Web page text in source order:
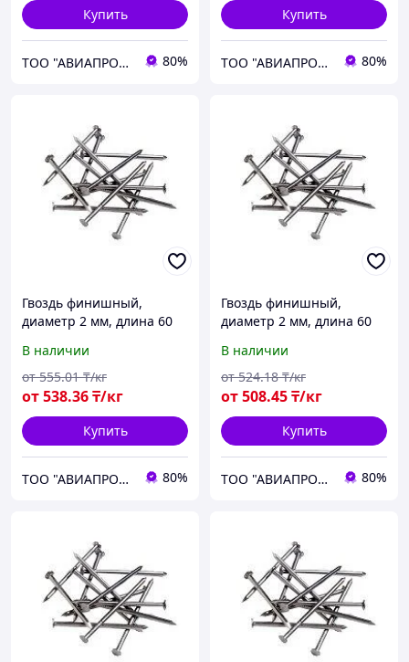
Купить
ТОО "АВИАПРОМСТАЛЬ" 80%
Купить
ТОО "АВИАПРОМСТАЛЬ" 80%
Гвоздь финишный,
диаметр 2 мм, длина 60
В наличии
от538.36₸/кг
от 555.01 ₸/кг
Купить
ТОО "АВИАПРОМСТАЛЬ" 80%
Гвоздь финишный,
диаметр 2 мм, длина 60
В наличии
от508.45₸/кг
от 524.18 ₸/кг
Купить
ТОО "АВИАПРОМСТАЛЬ" 80%